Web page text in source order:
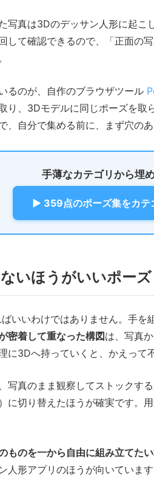
写真は3Dのデッサン人形に起こ
して確認できるので、「正面の
るのが、自作のブラウザツール
り、3Dモデルに同じポーズを
、自分で集める前に、まず穴の
手薄なカテゴリから埋
▶ 359点のポーズ集をカテ
いほうがいいポー
いいわけではありません。手を
密着して重なった構図は、写真
に3Dへ持っていくと、かえって
写真のまま観察してストックす
に切り替えたほうが確実です。
ものを一から自由に組み立てたい
人形アプリのほうが向いていま